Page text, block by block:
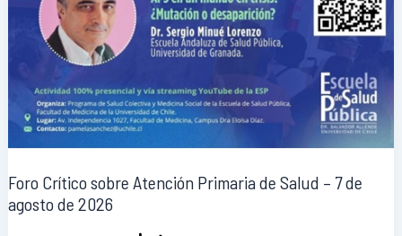
Foro Crítico sobre Atención Primaria de Salud – 7 de
agosto de 2026